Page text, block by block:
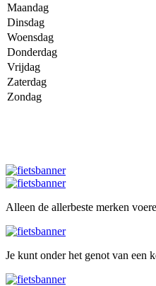
Maandag
Dinsdag
Woensdag
Donderdag
Vrijdag
Zaterdag
Zondag
Alleen de allerbeste merken
Je kunt onder het genot van een